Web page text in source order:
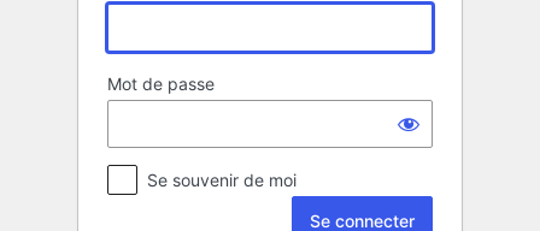
Mot de passe
Se souvenir de moi